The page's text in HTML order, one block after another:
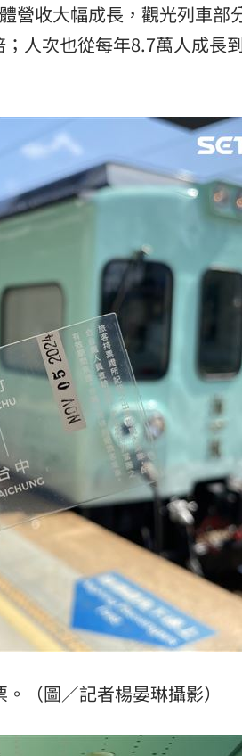
營收大幅成長，觀光列車部
人次也從每年8.7萬人成長
（圖／記者楊晏琳攝影）